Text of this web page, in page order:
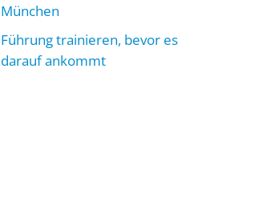
München
Führung trainieren, bevor es
darauf ankommt